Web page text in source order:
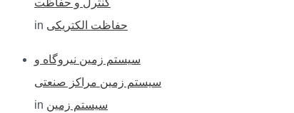
in حفاظت الکتریکی
سیستم زمین نیروگاه و
سیستم زمین مراکز صنعتی
in سیستم زمین